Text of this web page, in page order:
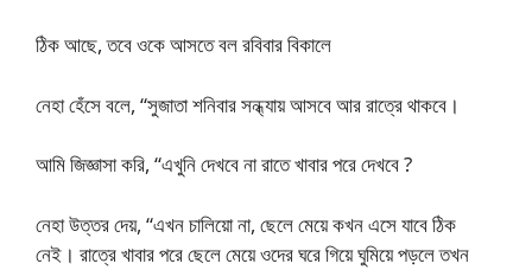
ঠিক আছে, তবে ওকে আসতে বল রবিবার বিকালে
নেহা হেঁসে বলে, “সুজাতা শনিবার সন্ধ্যায় আসবে আর রাত্রে থাকবে।
আমি জিজ্ঞাসা করি, “এখুনি দেখবে না রাতে খাবার পরে দেখবে ?
নেহা উত্তর দেয়, “এখন চালিয়ো না, ছেলে মেয়ে কখন এসে যাবে ঠিক
নেই। রাত্রে খাবার পরে ছেলে মেয়ে ওদের ঘরে গিয়ে ঘুমিয়ে পড়লে তখন